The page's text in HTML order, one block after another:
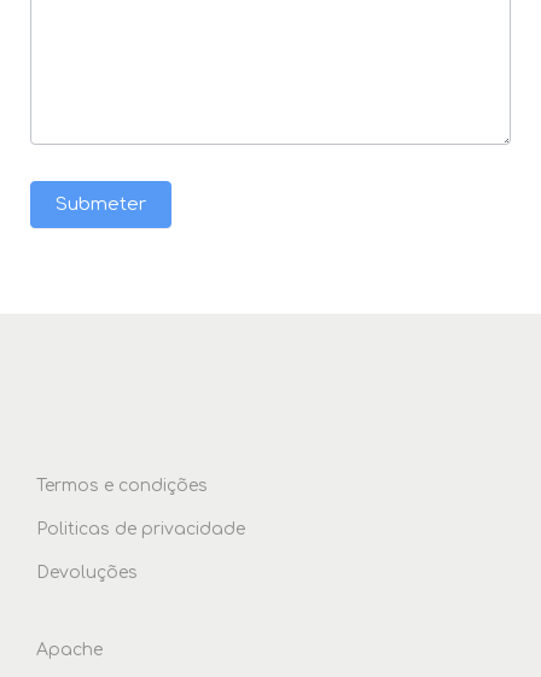
Submeter
Termos e condições
Politicas de privacidade
Devoluções
Apache